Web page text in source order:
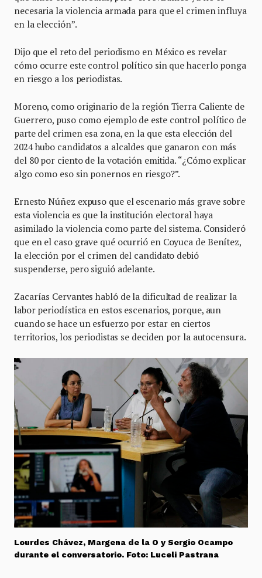
necesaria la violencia armada para que el crimen influya
en la elección”.
Dijo que el reto del periodismo en México es revelar
cómo ocurre este control político sin que hacerlo ponga
en riesgo a los periodistas.
Moreno, como originario de la región Tierra Caliente de
Guerrero, puso como ejemplo de este control político de
parte del crimen esa zona, en la que esta elección del
2024 hubo candidatos a alcaldes que ganaron con más
del 80 por ciento de la votación emitida. “¿Cómo explicar
algo como eso sin ponernos en riesgo?”.
Ernesto Núñez expuso que el escenario más grave sobre
esta violencia es que la institución electoral haya
asimilado la violencia como parte del sistema. Consideró
que en el caso grave qué ocurrió en Coyuca de Benítez,
la elección por el crimen del candidato debió
suspenderse, pero siguió adelante.
Zacarías Cervantes habló de la dificultad de realizar la
labor periodística en estos escenarios, porque, aun
cuando se hace un esfuerzo por estar en ciertos
territorios, los periodistas se deciden por la autocensura.
Lourdes Chávez, Margena de la O y Sergio Ocampo
durante el conversatorio. Foto: Luceli Pastrana